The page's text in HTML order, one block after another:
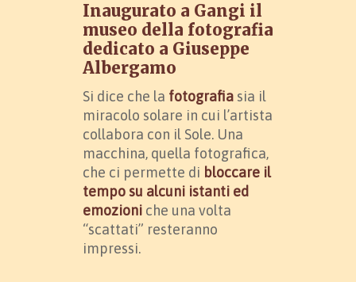
Inaugurato a Gangi il
museo della fotografia
dedicato a Giuseppe
Albergamo
Si dice che la fotografia sia il
miracolo solare in cui l’artista
collabora con il Sole. Una
macchina, quella fotografica,
che ci permette di bloccare il
tempo su alcuni istanti ed
emozioni che una volta
“scattati” resteranno
impressi.